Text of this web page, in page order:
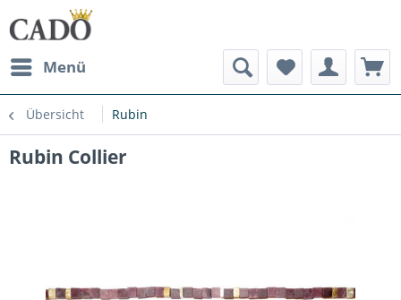
Menü
Übersicht Rubin
Rubin Collier